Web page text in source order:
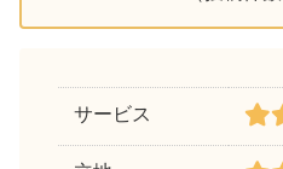
サービス